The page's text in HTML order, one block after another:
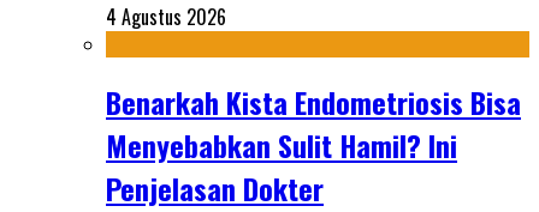
4 Agustus 2026
Benarkah Kista Endometriosis Bisa
Menyebabkan Sulit Hamil? Ini
Penjelasan Dokter